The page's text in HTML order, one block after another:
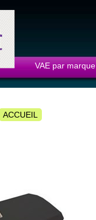
VAE par marque
ACCUEIL